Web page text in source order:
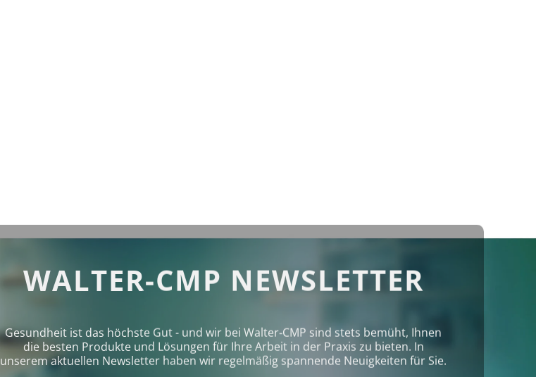
WALTER-CMP NEWSLETTER
Gesundheit ist das höchste Gut - und wir bei Walter‑CMP sind stets bemüht, Ihnen
die besten Produkte und Lösungen für Ihre Arbeit in der Praxis zu bieten. In
unserem aktuellen Newsletter haben wir regelmäßig spannende Neuigkeiten für Sie.